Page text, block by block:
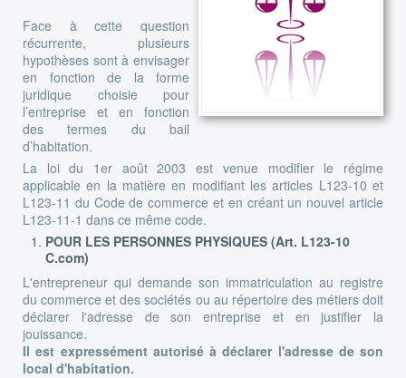
Face à cette question
récurrente, plusieurs
hypothèses sont à envisager
en fonction de la forme
juridique choisie pour
l’entreprise et en fonction
des termes du bail
d’habitation.
La loi du 1er août 2003 est venue modifier le régime
applicable en la matière en modifiant les articles L123-10 et
L123-11 du Code de commerce et en créant un nouvel article
L123-11-1 dans ce même code.
POUR LES PERSONNES PHYSIQUES (Art. L123-10
C.com)
L'entrepreneur qui demande son immatriculation au registre
du commerce et des sociétés ou au répertoire des métiers doit
déclarer l'adresse de son entreprise et en justifier la
jouissance.
Il est expressément autorisé à déclarer l'adresse de son
local d'habitation.